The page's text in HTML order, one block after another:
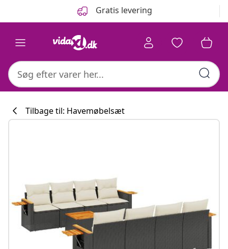
Gratis levering
#sharemevidaxl
Tilbage til: Havemøbelsæt